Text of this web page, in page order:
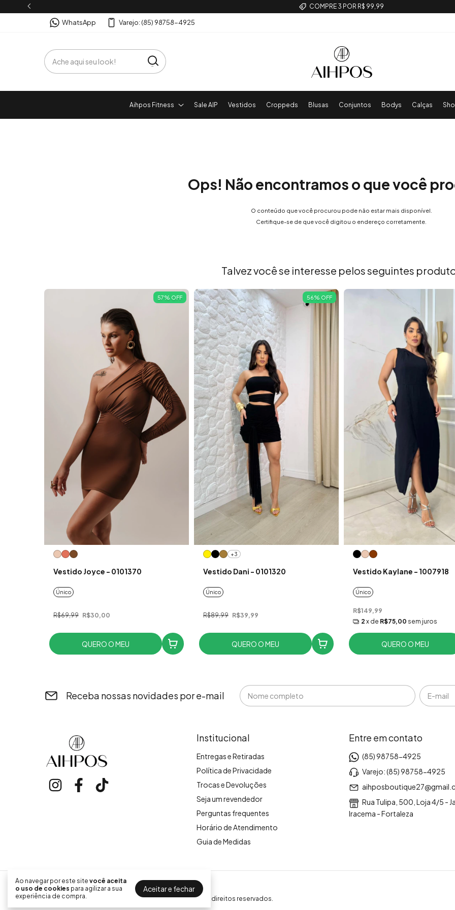
COMPRE 3 POR R$ 99,99
WhatsApp Varejo: (85) 98758-4925
Aihpos Fitness Sale AIP Vestidos Croppeds Blusas Conjuntos Bodys Calças
Ao navegar por este site você aceita
o uso de cookies para agilizar a sua
experiência de compra.
Aceitar e fechar
Ops! Não encontramos o que você
O conteúdo que você procurou pode não estar mais disponível.
Certifique-se de que você digitou o endereço corretamente.
Talvez você se interesse pelos seguintes
57% OFF
Vestido Joyce - 0101370
Único
R$69,99 R$30,00
QUERO O MEU
56% OFF
+3
Vestido Dani - 0101320
Único
R$89,99 R$39,99
QUERO O MEU
Vestido Kaylane - 1007918
Único
R$149,99
2 x de R$75,00 sem juros
QUERO O MEU
Receba nossas novidades por e-mail
Institucional
Entregas e Retiradas
Política de Privacidade
Trocas e Devoluções
Seja um revendedor
Perguntas frequentes
Horário de Atendimento
Guia de Medidas
Entre em contato
(85) 98758-4925
Varejo: (85) 98758-4925
Rua Tulipa, 500, Loja 4/5 -
Iracema - Fortaleza
Aihpos Boutique
©2026. Aihpos Boutique - 31048746000107. Todos os direitos reservados.